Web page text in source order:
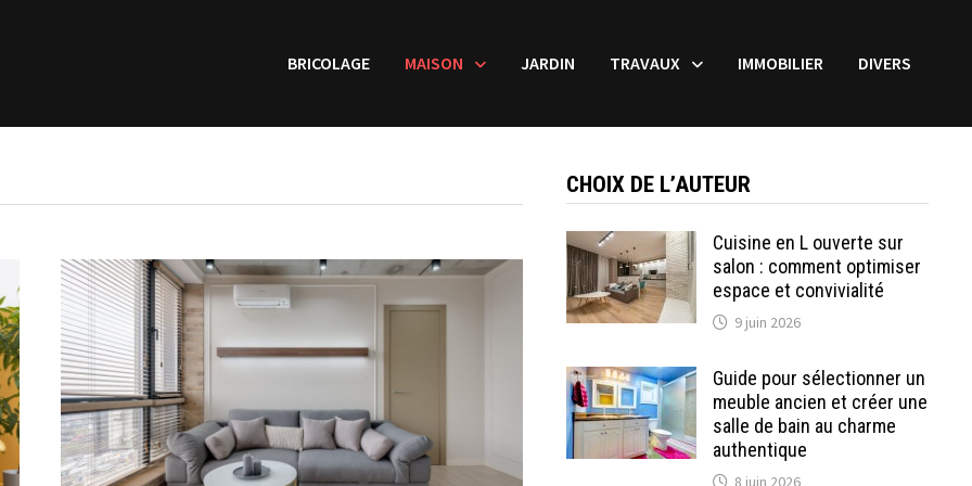
BRICOLAGE MAISON JARDIN TRAVAUX IMMOBILIER DIVERS
CHOIX DE L’AUTEUR
Cuisine en L ouverte sur
salon : comment optimiser
espace et convivialité
9 juin 2026
Guide pour sélectionner un
meuble ancien et créer une
salle de bain au charme
authentique
8 juin 2026